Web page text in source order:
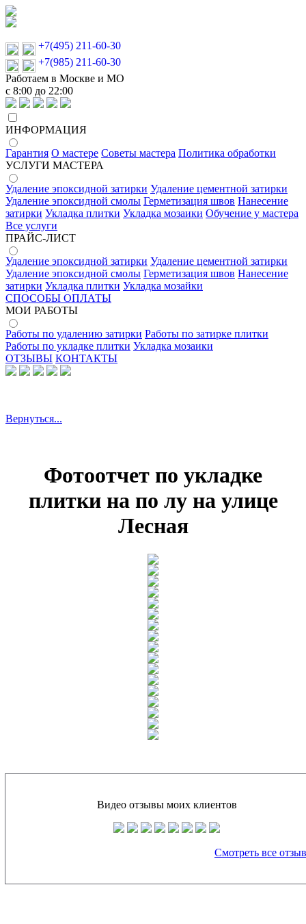
+7(495) 211-60-30
+7(985) 211-60-30
Работаем в Москве и МО
с 8:00 до 22:00
ИНФОРМАЦИЯ
Гарантия О мастере Советы мастера Политика обработки
УСЛУГИ МАСТЕРА
Удаление эпоксидной затирки Удаление цементной затирки
Удаление эпоксидной смолы Герметизация швов Нанесение
затирки Укладка плитки Укладка мозаики Обучение у мастера
Все услуги
ПРАЙС-ЛИСТ
Удаление эпоксидной затирки Удаление цементной затирки
Удаление эпоксидной смолы Герметизация швов Нанесение
затирки Укладка плитки Укладка мозайки
СПОСОБЫ ОПЛАТЫ
МОИ РАБОТЫ
Работы по удалению затирки Работы по затирке плитки
Работы по укладке плитки Укладка мозаики
ОТЗЫВЫ КОНТАКТЫ
Вернуться...
Фотоотчет по укладке
плитки на по лу на улице
Лесная
Видео отзывы моих клиентов
Смотреть все